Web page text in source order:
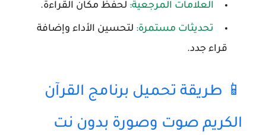
العلامات المرجعية: لحفظ مكان القراءة.
تحديثات مستمرة: لتحسين الأداء وإضافة
قراء جدد.
📱 طريقة تحميل برنامج القرآن
الكريم صوت وصورة بدون نت